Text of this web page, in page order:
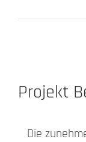
Projekt
Die